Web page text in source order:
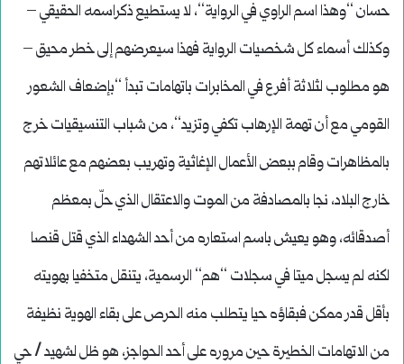
حسان ‘‘وهذا اسم الراوي في الرواية‘‘، لا يستطيع ذكراسمه الحقيقي –
وكذلك أسماء كل شخصيات الرواية فهذا سيعرضهم إلى خطر محيق –
هو مطلوب لثلاثة أفرع في المخابرات باتهامات تبدأ ‘‘بإضعاف الشعور
القومي مع أن تهمة الإرهاب تكفي وتزيد‘‘، من شباب التنسيقيات خرج
بالمظاهرات وقام ببعض الأعمال الإغاثية وتهريب بعضهم مع عائلاتهم
خارج البلاد، نجا بالمصادفة من الموت والاعتقال الذي حلّ بمعظم
أصدقائه، وهو يعيش باسم استعاره من أحد الشهداء الذي قتل قنصا
لكنه لم يسجل ميتا في سجلات ‘‘هم‘‘ الرسمية، يتنقل متخفيا بهويته
بأقل قدر ممكن فبقاؤه حيا يتطلب منه الحرص على بقاء الهوية نظيفة
من الاتهامات الخطيرة حين مروره على أحد الحواجز، هو ظل لشهيد / حي